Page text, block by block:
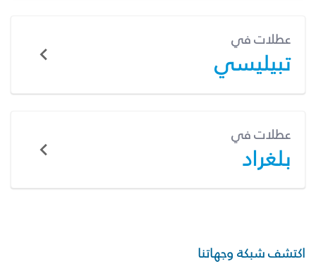
عطلات في
تبيليسي
عطلات في
بلغراد
اكتشف شبكة وجهاتنا